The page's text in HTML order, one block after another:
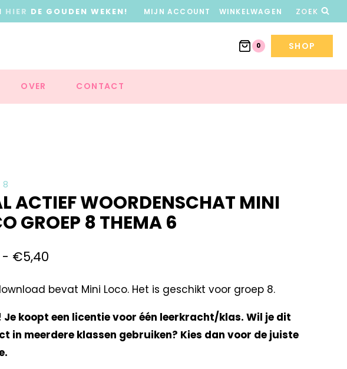
HIER DE GOUDEN WEKEN! MIJN ACCOUNT WINKELWAGEN ZOEK
0 SHOP
OVER CONTACT
8
ACTIEF WOORDENSCHAT MINI
GROEP 8 THEMA 6
- €5,40
bevat Mini Loco. Het is geschikt voor groep 8.
Je koopt een licentie voor één leerkracht/klas. Wil je dit
in meerdere klassen gebruiken? Kies dan voor de juiste